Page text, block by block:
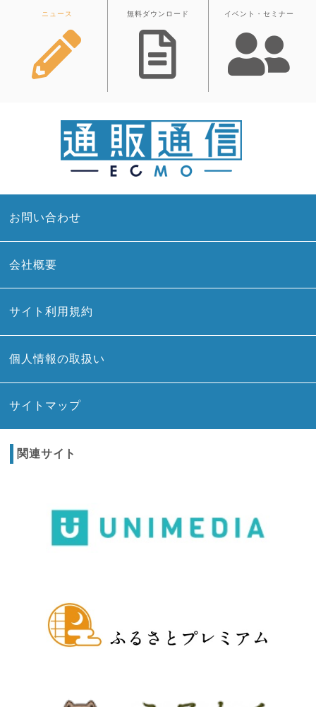
ニュース 無料ダウンロード イベント・セミナー
お問い合わせ
会社概要
サイト利用規約
個人情報の取扱い
サイトマップ
関連サイト